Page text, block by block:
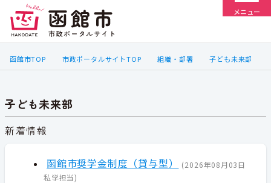
メニュー
函館市TOP 市政ポータルサイトTOP 組織・部署 子ども未来部
子ども未来部
新着情報
函館市奨学金制度（貸与型） (2026年08月03日
私学担当)